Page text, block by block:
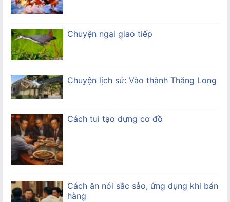
Chuyện ngại giao tiếp
Chuyện lịch sử: Vào thành Thăng Long
Cách tui tạo dựng cơ đồ
Cách ăn nói sắc sảo, ứng dụng khi bán
hàng